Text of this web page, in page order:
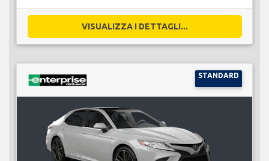
VISUALIZZA I DETTAGLI...
STANDARD